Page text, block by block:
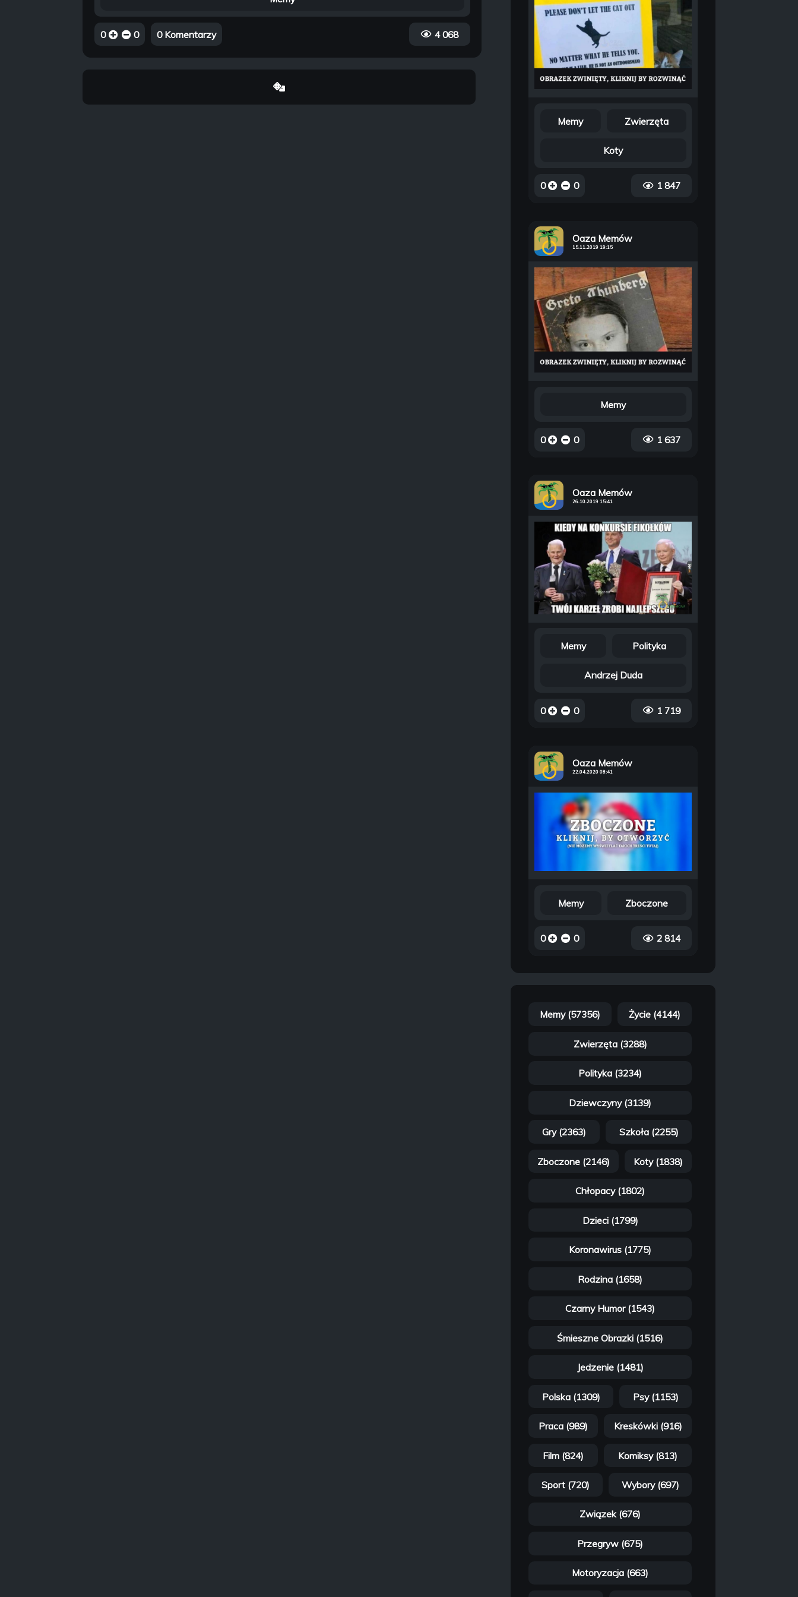
0 0 0 Komentarzy 4 068
Memy Zwierzęta
Koty
0 0 1 847
Oaza Memów
15.11.2019 19:15
Memy
0 0 1 637
Oaza Memów
26.10.2019 15:41
Memy Polityka
Andrzej Duda
0 0 1 719
Oaza Memów
22.04.2020 08:41
Memy Zboczone
0 0 2 814
Memy (57356) Życie (4144)
Zwierzęta (3288)
Polityka (3234)
Dziewczyny (3139)
Gry (2363) Szkoła (2255)
Zboczone (2146) Koty (1838)
Chłopacy (1802)
Dzieci (1799)
Koronawirus (1775)
Rodzina (1658)
Czarny Humor (1543)
Śmieszne Obrazki (1516)
Jedzenie (1481)
Polska (1309) Psy (1153)
Praca (989) Kreskówki (916)
Film (824) Komiksy (813)
Sport (720) Wybory (697)
Związek (676)
Przegryw (675)
Motoryzacja (663)